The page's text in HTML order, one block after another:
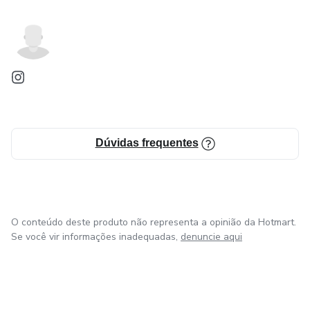
Dúvidas frequentes
O conteúdo deste produto não representa a opinião da Hotmart.
Se você vir informações inadequadas, denuncie aqui